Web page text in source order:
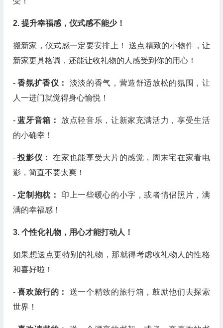
2. 提升幸福感，仪式感不能少！
搬新家，仪式感一定要安排上！ 送点精致的小物件，让
新家更具格调，还能让收礼物的人感受到你的用心！
-香氛扩香仪： 淡淡的香气，营造舒适放松的氛围，让
人一进门就觉得身心愉悦！
-蓝牙音箱： 放点轻音乐，让新家充满活力，享受生活
的小确幸！
-投影仪：在家也能享受大片的感觉，周末宅在家看电
影，简直不要太爽！
- 定制抱枕： 印上一些暖心的小字，或者情侣照片，满
满的幸福感！
3. 个性化礼物，用心才能打动人！
如果想送点更特别的礼物，那就得考虑收礼物人的性格
和喜好啦！
-喜欢旅行的： 送一个精致的旅行箱，鼓励他们去探索
世界！